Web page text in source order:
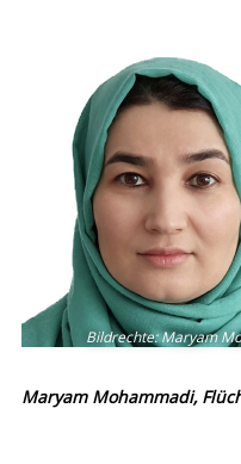
Bildrechte:Maryam
Maryam Mohammadi,